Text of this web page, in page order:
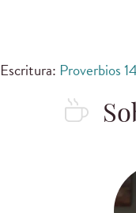
Escritura: Proverbios